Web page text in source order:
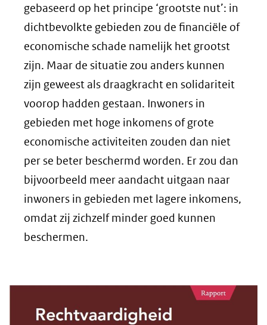
gebaseerd op het principe ‘grootste nut’: in
dichtbevolkte gebieden zou de financiële of
economische schade namelijk het grootst
zijn. Maar de situatie zou anders kunnen
zijn geweest als draagkracht en solidariteit
voorop hadden gestaan. Inwoners in
gebieden met hoge inkomens of grote
economische activiteiten zouden dan niet
per se beter beschermd worden. Er zou dan
bijvoorbeeld meer aandacht uitgaan naar
inwoners in gebieden met lagere inkomens,
omdat zij zichzelf minder goed kunnen
beschermen.